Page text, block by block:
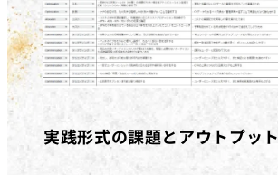
実践形式の課題とアウトプット